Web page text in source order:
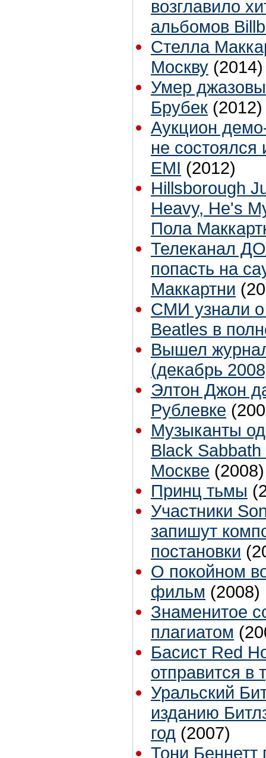
возглавило
альбомов
Стелла
Москву (2014)
Умер
Брубек (2012)
Аукцион
не состоялся
EMI (2012)
Hillsborough
Heavy, He's
Пола
Телеканал
попасть на
Маккартни
СМИ узнали о
Beatles в
Вышел
(декабрь
Элтон Джон
Рублевке
Музыканты
Black
Москве (2008)
Принц тьмы
Участники
запишут
постановки
О покойном
фильм (2008)
Знаменитое
плагиатом
Басист Red
отправится в
Уральский
изданию
год (2007)
Тони Беннетт